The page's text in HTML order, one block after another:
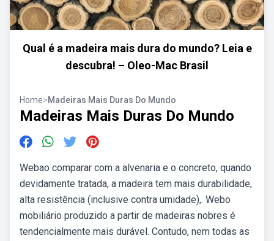
Qual é a madeira mais dura do mundo? Leia e
descubra! – Oleo-Mac Brasil
Home>Madeiras Mais Duras Do Mundo
Madeiras Mais Duras Do Mundo
Webao comparar com a alvenaria e o concreto, quando
devidamente tratada, a madeira tem mais durabilidade,
alta resistência (inclusive contra umidade),. Webo
mobiliário produzido a partir de madeiras nobres é
tendencialmente mais durável. Contudo, nem todas as